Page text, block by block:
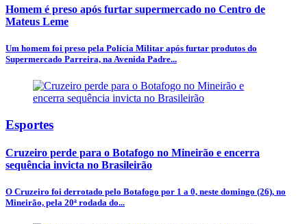
Homem é preso após furtar supermercado no Centro de
Mateus Leme
Um homem foi preso pela Polícia Militar após furtar produtos do
Supermercado Parreira, na Avenida Padre...
Esportes
Cruzeiro perde para o Botafogo no Mineirão e encerra
sequência invicta no Brasileirão
O Cruzeiro foi derrotado pelo Botafogo por 1 a 0, neste domingo (26), no
Mineirão, pela 20ª rodada do...